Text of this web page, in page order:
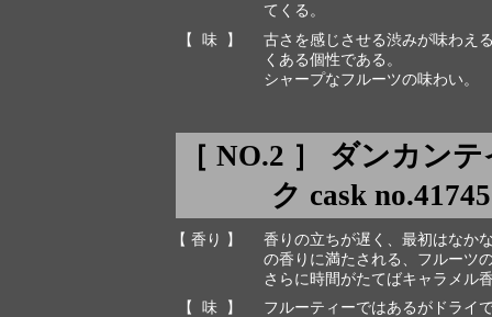
てくる。
【 味 】
古さを感じさせる渋みが味わえ
くある個性である。
シャープなフルーツの味わい。
［ NO.2 ］ ダンカン
ク cask
【 香り 】
香りの立ちが遅く、最初はなか
の香りに満たされる、フルーツ
さらに時間がたてばキャラメル
【 味 】
フルーティーではあるがドライ